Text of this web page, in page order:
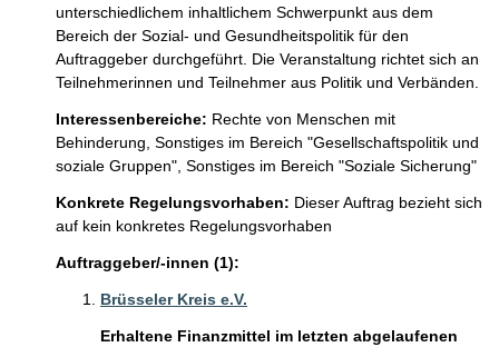
unterschiedlichem inhaltlichem Schwerpunkt aus dem
Bereich der Sozial- und Gesundheitspolitik für den
Auftraggeber durchgeführt. Die Veranstaltung richtet sich an
Interessenbereiche: Rechte von Menschen mit
Behinderung, Sonstiges im Bereich "Gesellschaftspolitik und
soziale Gruppen", Sonstiges im Bereich "Soziale Sicherung"
Konkrete Regelungsvorhaben: Dieser Auftrag bezieht sich
auf kein konkretes Regelungsvorhaben
Auftraggeber/-innen (1):
Brüsseler Kreis e.V.
Erhaltene Finanzmittel im letzten abgelaufenen